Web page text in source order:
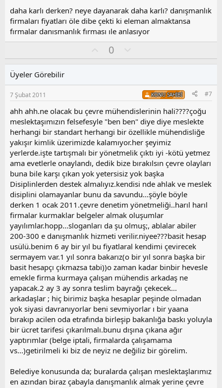
l
a
daha karlı derken? neye dayanarak daha karlı? danışmanlık
firmaları fiyatları öle dibe çekti ki eleman almaktansa
fırmalar danısmanlık fırması ıle anlasıyor
y
0
l
s
u
z
o
y
l
a
Üyeler Görebilir
7 Şubat 2011 KONU SAHIBI #7
ahh ahh.ne olacak bu çevre mühendislerinin hali????çoğu
meslektaşımızın felsefesyle "ben ben" diye diye meslekte
herhangi bir standart herhangi bir özellikle mühendisliğe
yakışır kimlik üzerimizde kalamıyor.her şeyimiz
yerlerde.işte tartışmalı bir yönetmelik çıktı iyi -kötü yetmez
ama evetlerle onaylandı, dedik bize bırakılsın çevre olayları
buna bile karşı çıkan yok yetersisiz yok başka
Disiplinlerden destek almalıyız.kendisi nde ahlak ve meslek
disiplini olamayanlar bunu da savundu...şöyle böyle
derken 1 ocak 2011.çevre denetim yönetmeliği..harıl harıl
firmalar kurmaklar belgeler almak oluşumlar
yayılımlar.hopp...sloganları da şu olmuş;, ablalar abiler
200-300 e danışmanlık hizmeti verilir.niyee???basit hesap
usülü.benim 6 ay bir yıl bu fiyatlaral kendimi çevirecek
sermayem var.1 yıl sonra bakarız(o bir yıl sonra başka bir
basit hesapçı çıkmazsa tabi))o zaman kadar binbir hevesle
emekle firma kurmaya çalışan mühendis arkadaş ne
yapacak.2 ay 3 ay sonra teslim bayrağı çekecek...
arkadaşlar ; hiç birimiz başka hesaplar peşinde olmadan
yok siyasi davranıyorlar beni sevmiyorlar ı bir yaana
bırakıp acilen oda etrafında birleşip bakanlığa baskı yoluyla
bir ücret tarifesi çıkarılmalı.bunu dışına çıkana ağır
yaptırımlar (belge iptali, firmalarda çalışamama
vs...)getirilmeli ki biz de neyiz ne değiliz bir görelim.
Belediye konusunda da; buralarda çalışan meslektaşlarımız
en azından biraz çabayla danışmanlık almak yerine çevre